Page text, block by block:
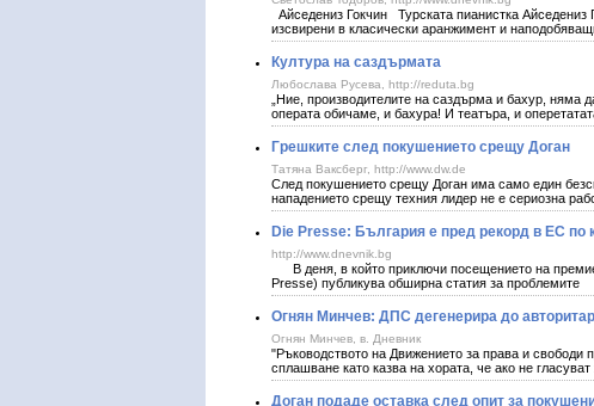
Айседениз Гокчин Турската пианистка Айседениз
изсвирени в класически аранжимент и
Култура на саздърмата
Любослава Русева, http://reduta.bg
„Ние, производителите на саздърма и бахур, няма
операта обичаме, и бахура! И театъра, и
Грешките след покушението срещу Доган
Татяна Ваксберг, http://www.dw.de
След покушението срещу Доган има само един
нападението срещу техния лидер не е сериозна
Die Presse: България е пред рекорд в ЕС по
http://www.dnevnik.bg
В деня, в който приключи посещението на
Presse) публикува обширна статия за проблемите
Огнян Минчев: ДПС дегенерира до
Огнян Минчев, в. Дневник
"Ръководството на Движението за права и свободи
сплашване като казва на хората, че ако не
Доган подаде оставка след опит за